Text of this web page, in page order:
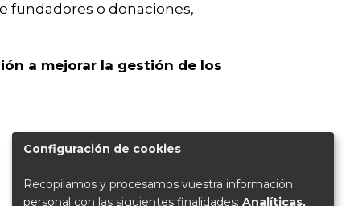
fundadores o donaciones,
a mejorar la gestión de los
Configuración de cookies
Recopilamos y procesamos vuestra información
personal con las siguientes finalidades: Analíticas,